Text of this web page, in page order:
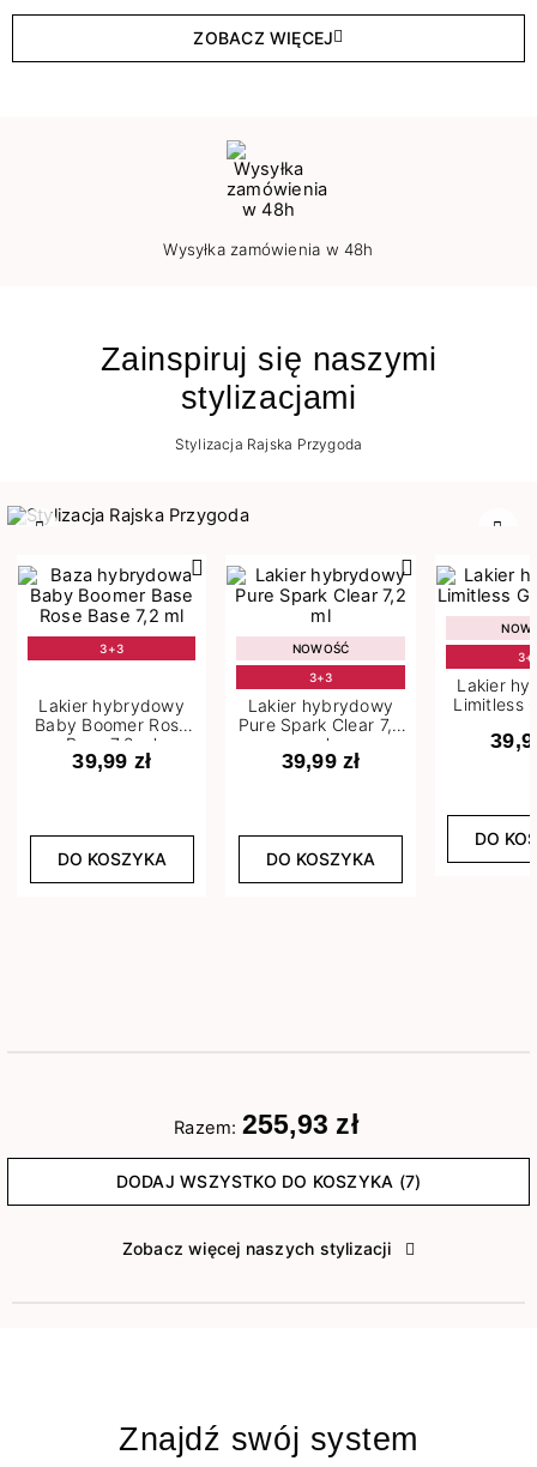
ZOBACZ WIĘCEJ
Wysyłka zamówienia w 48h
Zainspiruj się naszymi
stylizacjami
Stylizacja Rajska Przygoda
3+3
Lakier hybrydowy
Baby Boomer Rose
Base 7,2 ml
39,99 zł
DO KOSZYKA
NOWOŚĆ
3+3
Lakier hybrydowy
Pure Spark Clear 7,2
ml
39,99 zł
DO KOSZYKA
Lakier
Limitless
DO
Razem: 255,93 zł
DODAJ WSZYSTKO DO KOSZYKA (7)
Zobacz więcej naszych stylizacji
Znajdź swój system